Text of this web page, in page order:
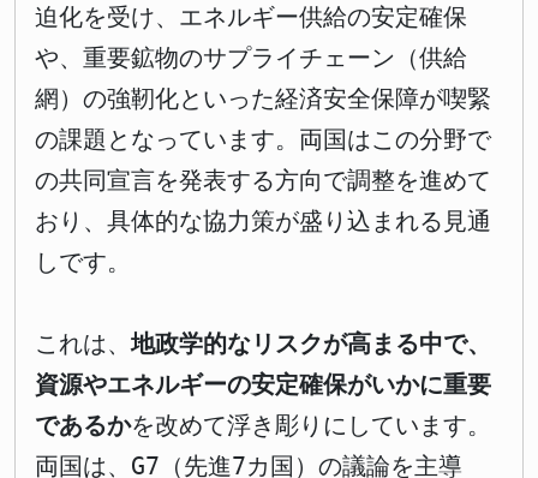
迫化を受け、エネルギー供給の安定確保
や、重要鉱物のサプライチェーン（供給
網）の強靭化といった経済安全保障が喫緊
の課題となっています。両国はこの分野で
の共同宣言を発表する方向で調整を進めて
おり、具体的な協力策が盛り込まれる見通
しです。
これは、地政学的なリスクが高まる中で、
資源やエネルギーの安定確保がいかに重要
であるかを改めて浮き彫りにしています。
両国は、G7（先進7カ国）の議論を主導